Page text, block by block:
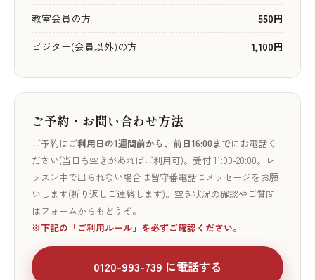
教室会員の方
550円
ビジター(会員以外)の方
1,100円
ご予約・お問い合わせ方法
ご予約はご利用日の1週間前から、前日16:00までにお電話く
ださい(当日も空きがあればご利用可)。受付 11:00-20:00。レ
ッスン中で出られない場合は留守番電話にメッセージをお願
いします(折り返しご連絡します)。空き状況の確認やご質問
はフォームからもどうぞ。
※下記の「ご利用ルール」を必ずご確認ください。
0120-993-739 に電話する